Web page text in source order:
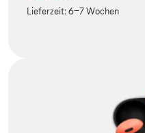
Lieferzeit:6-7 Wochen